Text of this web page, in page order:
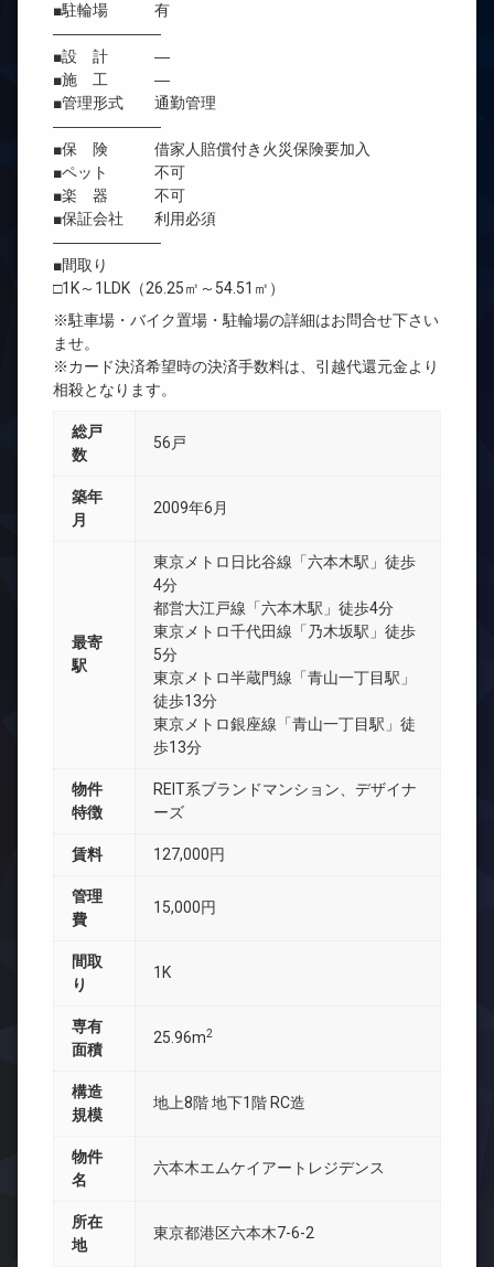
■駐輪場 有
―――――――
■設 計 ―
■施 工 ―
■管理形式 通勤管理
―――――――
■保 険 借家人賠償付き火災保険要加入
■ペット 不可
■楽 器 不可
■保証会社 利用必須
―――――――
■間取り
□1K～1LDK（26.25㎡～54.51㎡）
※駐車場・バイク置場・駐輪場の詳細はお問合せ下さい
ませ。
※カード決済希望時の決済手数料は、引越代還元金より
相殺となります。
総戸
数
56戸
築年
月
2009年6月
最寄
駅
東京メトロ日比谷線「六本木駅」徒歩
4分
都営大江戸線「六本木駅」徒歩4分
東京メトロ千代田線「乃木坂駅」徒歩
5分
東京メトロ半蔵門線「青山一丁目駅」
徒歩13分
東京メトロ銀座線「青山一丁目駅」徒
歩13分
物件
特徴
REIT系ブランドマンション、デザイナ
ーズ
賃料 127,000円
管理
費
15,000円
間取
り
1K
専有
面積
25.96m2
構造
規模
地上8階 地下1階 RC造
物件
名
六本木エムケイアートレジデンス
所在
地
東京都港区六本木7-6-2